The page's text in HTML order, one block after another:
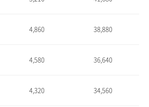
4,860 38,880
4,580 36,640
4,320 34,560